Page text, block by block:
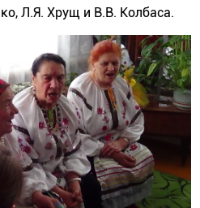
Л.Я. Хрущ и В.В. Колбаса.